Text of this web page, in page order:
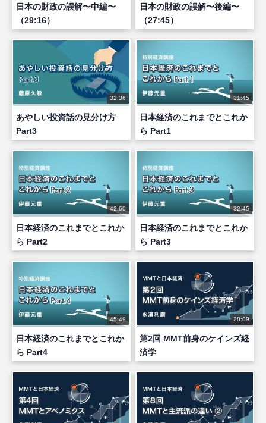
日本の財政の誤解〜中編〜
（29:16）
日本の財政の誤解〜後編〜
（27:45）
32:36
あやしい投資話の見分け方
Part3
31:45
日本経済のこれまでとこれか
ら Part1
42:60
日本経済のこれまでとこれか
ら Part2
32:45
日本経済のこれまでとこれか
ら Part3
45:49
日本経済のこれまでとこれか
ら Part4
28:09
第2回 MMT前身のケインズ経
済学